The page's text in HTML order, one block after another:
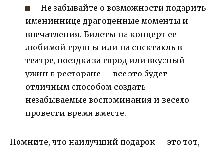
Не забывайте о возможности подарить
имениннице драгоценные моменты и
впечатления. Билеты на концерт ее
любимой группы или на спектакль в
театре, поездка за город или вкусный
ужин в ресторане — все это будет
отличным способом создать
незабываемые воспоминания и весело
провести время вместе.
Помните, что наилучший подарок — это тот,